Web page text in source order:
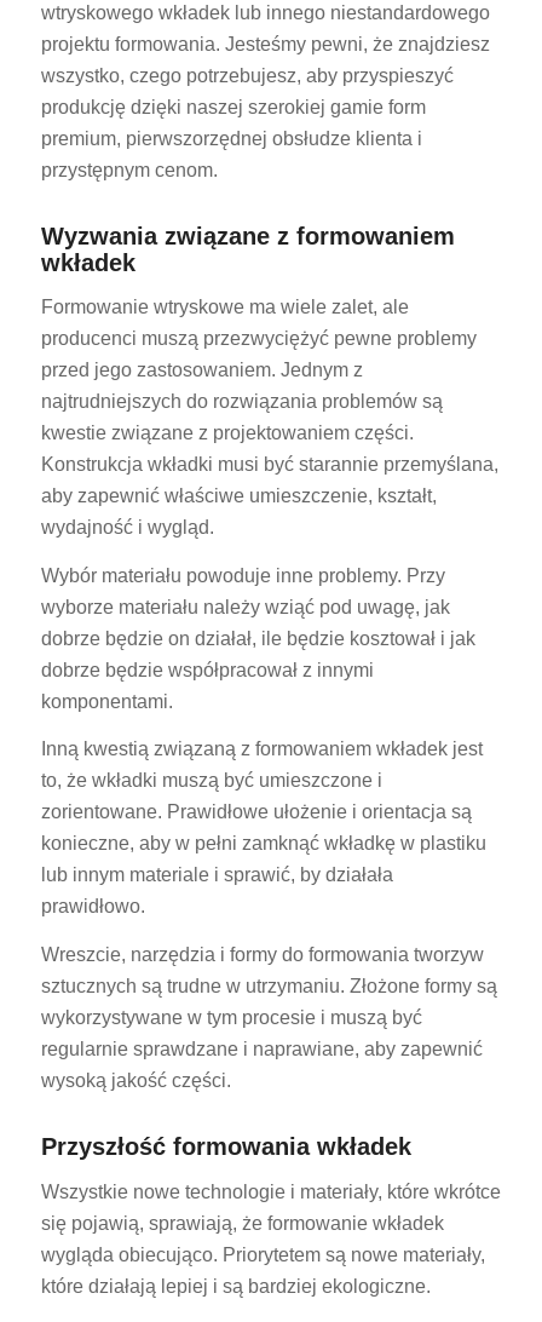
wtryskowego wkładek lub innego niestandardowego
projektu formowania. Jesteśmy pewni, że znajdziesz
wszystko, czego potrzebujesz, aby przyspieszyć
produkcję dzięki naszej szerokiej gamie form
premium, pierwszorzędnej obsłudze klienta i
przystępnym cenom.
Wyzwania związane z formowaniem
wkładek
Formowanie wtryskowe ma wiele zalet, ale
producenci muszą przezwyciężyć pewne problemy
przed jego zastosowaniem. Jednym z
najtrudniejszych do rozwiązania problemów są
kwestie związane z projektowaniem części.
Konstrukcja wkładki musi być starannie przemyślana,
aby zapewnić właściwe umieszczenie, kształt,
wydajność i wygląd.
Wybór materiału powoduje inne problemy. Przy
wyborze materiału należy wziąć pod uwagę, jak
dobrze będzie on działał, ile będzie kosztował i jak
dobrze będzie współpracował z innymi
komponentami.
Inną kwestią związaną z formowaniem wkładek jest
to, że wkładki muszą być umieszczone i
zorientowane. Prawidłowe ułożenie i orientacja są
konieczne, aby w pełni zamknąć wkładkę w plastiku
lub innym materiale i sprawić, by działała
prawidłowo.
Wreszcie, narzędzia i formy do formowania tworzyw
sztucznych są trudne w utrzymaniu. Złożone formy są
wykorzystywane w tym procesie i muszą być
regularnie sprawdzane i naprawiane, aby zapewnić
wysoką jakość części.
Przyszłość formowania wkładek
Wszystkie nowe technologie i materiały, które wkrótce
się pojawią, sprawiają, że formowanie wkładek
wygląda obiecująco. Priorytetem są nowe materiały,
które działają lepiej i są bardziej ekologiczne.